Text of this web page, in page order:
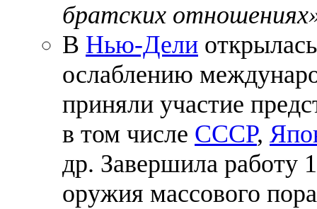
братских
В Нью-Дели
ослаблению
приняли участие
в том числе СССР,
др. Завершила работу
оружия массового